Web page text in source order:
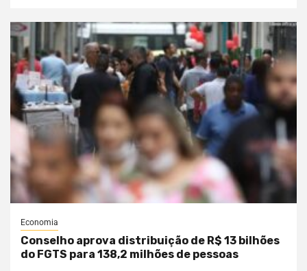
Economia
Conselho aprova distribuição de R$ 13 bilhões
do FGTS para 138,2 milhões de pessoas